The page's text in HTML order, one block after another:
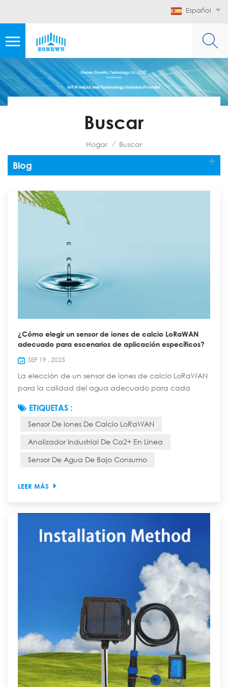
Español
Buscar
Hogar / Buscar
Blog
¿Cómo elegir un sensor de iones de calcio LoRaWAN
adecuado para escenarios de aplicación específicos?
SEP 19 , 2025
La elección de un sensor de iones de calcio LoRaWAN
para la calidad del agua adecuado para cada
exhaustiva de los requisitos de medición, las
condiciones ambientales, el rendimiento del sensor, las
selección específicos: 1. Aclarar los requisitos de me...
ETIQUETAS :
Sensor De Iones De Calcio LoRaWAN
Analizador Industrial De Ca2+ En Línea
Sensor De Agua De Bajo Consumo
LEER MÁS